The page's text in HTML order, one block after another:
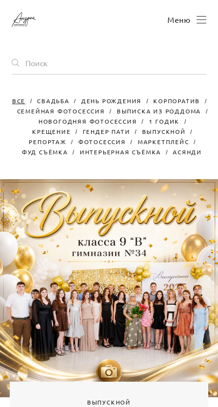
Меню
ВСЕ СВАДЬБА ДЕНЬ РОЖДЕНИЯ
КОРПОРАТИВ
СЕМЕЙНАЯ ФОТОСЕССИЯ
ВЫПИСКА ИЗ РОДДОМА
НОВОГОДНЯЯ ФОТОСЕССИЯ
1 ГОДИК
КРЕЩЕНИЕ
ГЕНДЕР ПАТИ
ВЫПУСКНОЙ
РЕПОРТАЖ
ФОТОСЕССИЯ
МАРКЕТПЛЕЙС
ФУД СЪЁМКА
ИНТЕРЬЕРНАЯ СЪЁМКА АСЯНДИ
ВЫПУСКНОЙ